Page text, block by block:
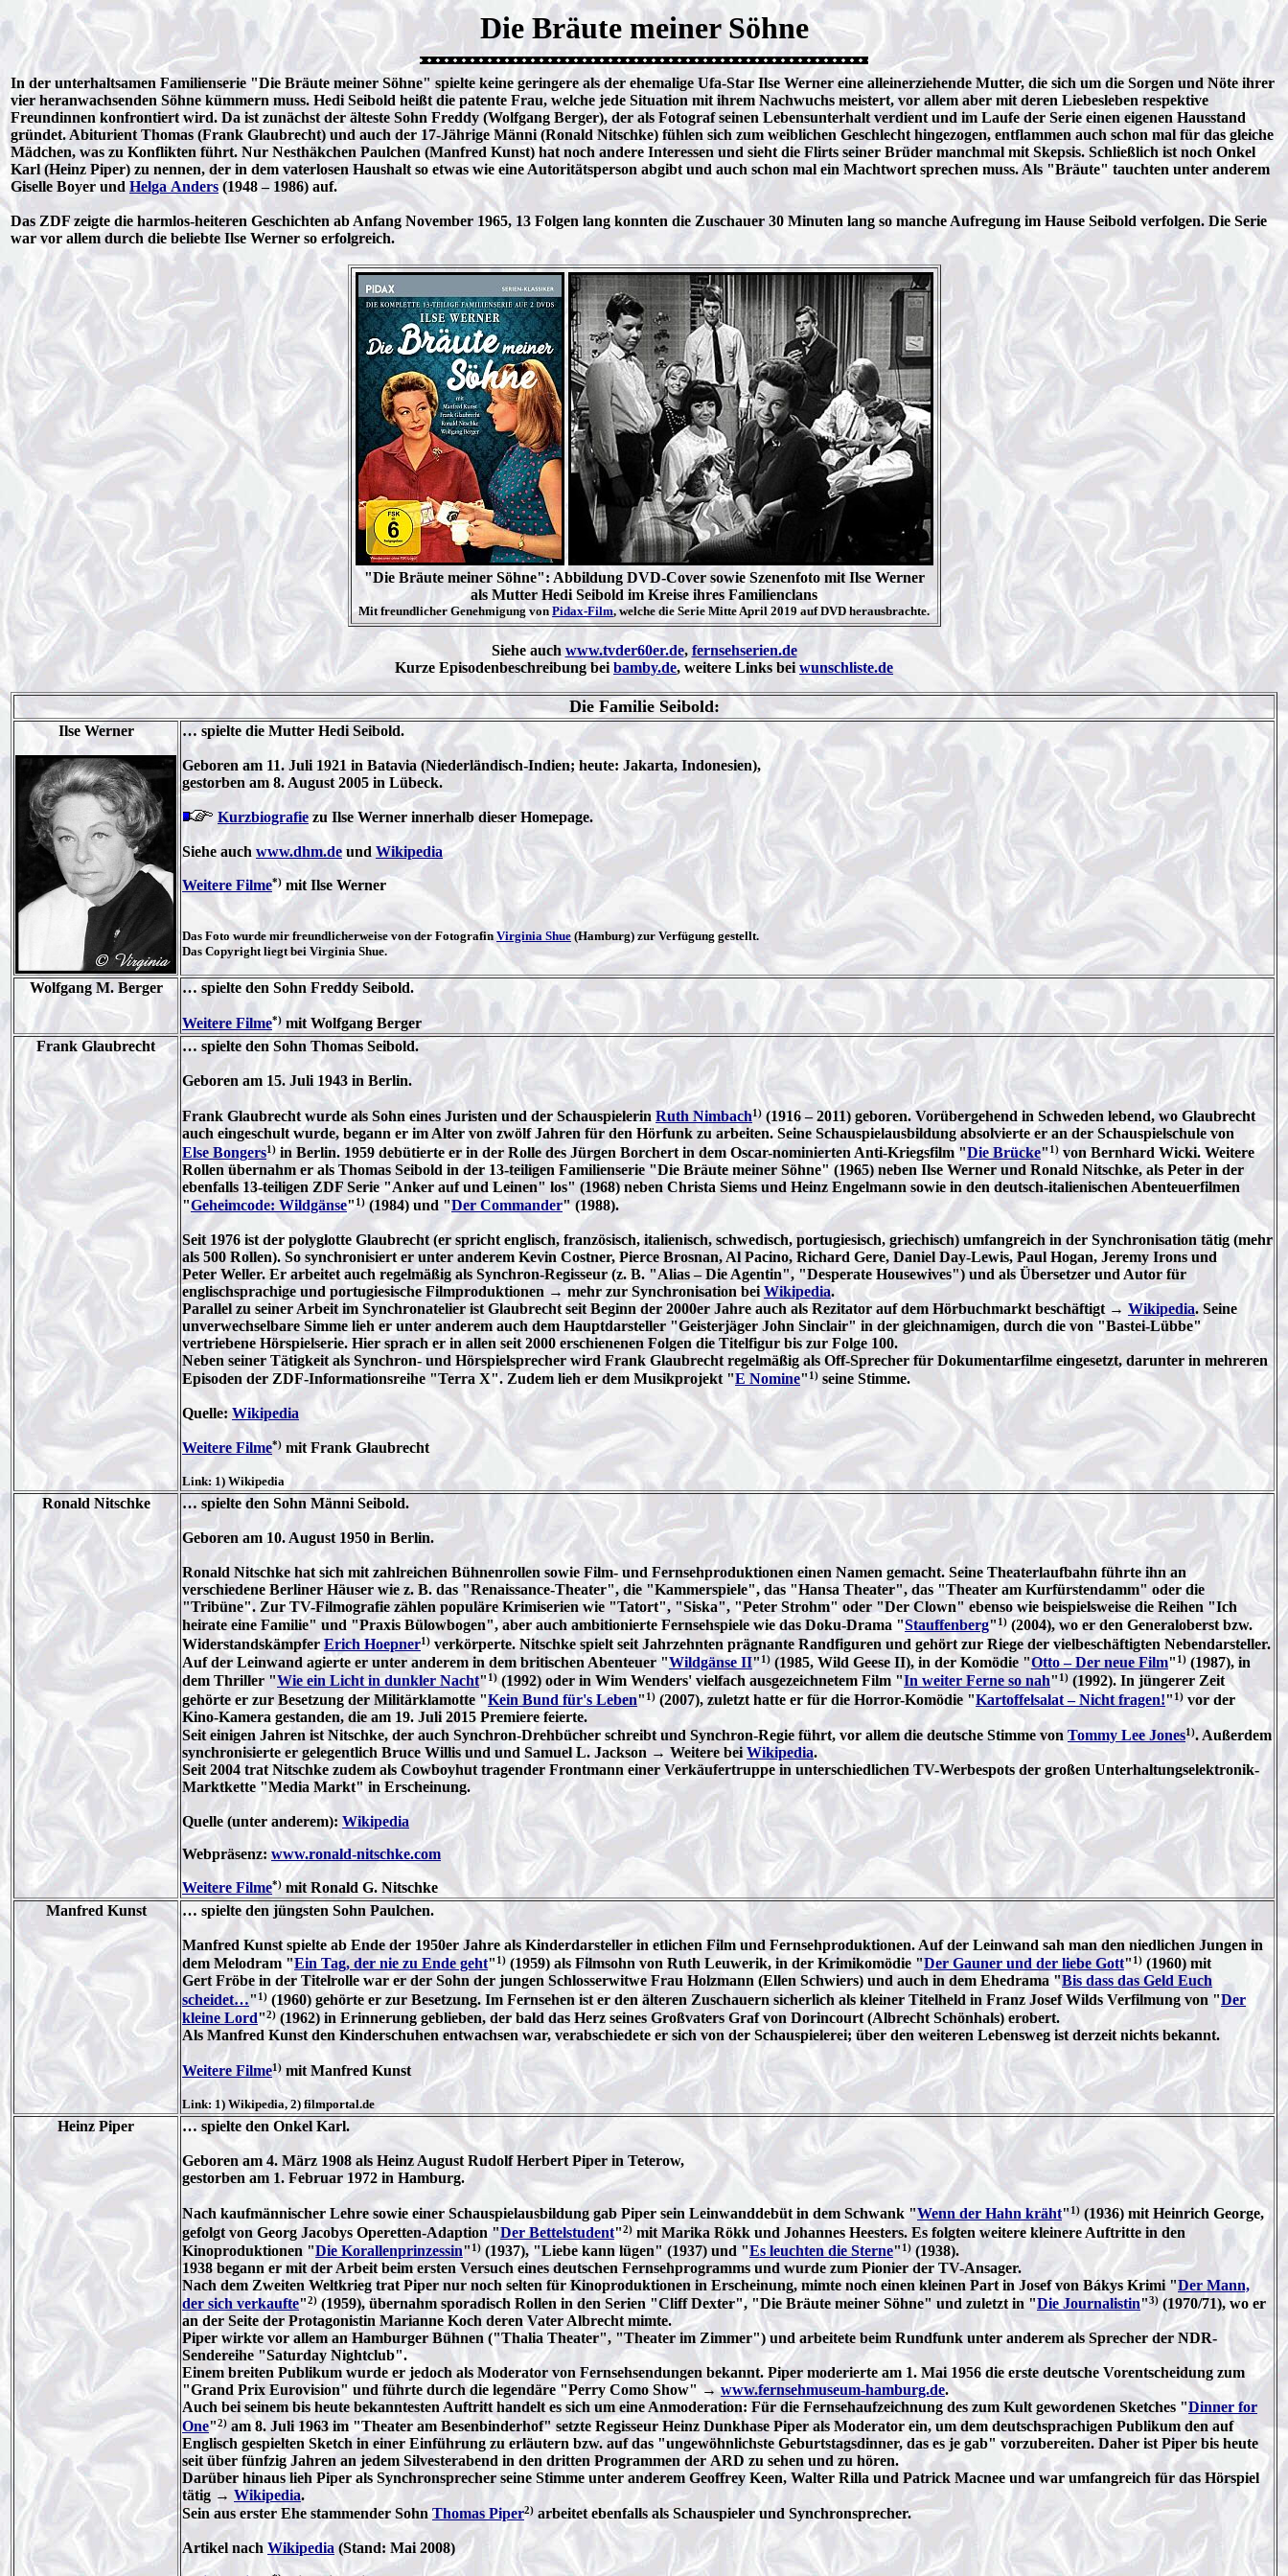
Die Bräute meiner Söhne
In der unterhaltsamen Familienserie "Die Bräute meiner Söhne" spielte keine geringere als der ehemalige Ufa-Star Ilse Werner eine alleinerziehende Mutter, die sich um die Sorgen und Nöte ihrer
vier heranwachsenden Söhne kümmern muss. Hedi Seibold heißt die patente Frau, welche jede Situation mit ihrem Nachwuchs meistert, vor allem aber mit deren Liebesleben respektive
Freundinnen konfrontiert wird. Da ist zunächst der älteste Sohn Freddy (Wolfgang Berger), der als Fotograf seinen Lebensunterhalt verdient und im Laufe der Serie einen eigenen Hausstand
gründet. Abiturient Thomas (Frank Glaubrecht) und auch der 17-Jährige Männi (Ronald Nitschke) fühlen sich zum weiblichen Geschlecht hingezogen, entflammen auch schon mal für das gleiche
Mädchen, was zu Konflikten führt. Nur Nesthäkchen Paulchen (Manfred Kunst) hat noch andere Interessen und sieht die Flirts seiner Brüder manchmal mit Skepsis. Schließlich ist noch Onkel
Karl (Heinz Piper) zu nennen, der in dem vaterlosen Haushalt so etwas wie eine Autoritätsperson abgibt und auch schon mal ein Machtwort sprechen muss. Als "Bräute" tauchten unter anderem
Giselle Boyer und Helga Anders(1948 – 1986) auf.
Das ZDF zeigte die harmlos-heiteren Geschichten ab Anfang November 1965, 13 Folgen lang konnten die Zuschauer 30 Minuten lang so manche Aufregung im Hause Seibold verfolgen. Die Serie
war vor allem durch die beliebte Ilse Werner so erfolgreich.
"Die Bräute meiner Söhne": Abbildung DVD-Cover sowie Szenenfoto mit Ilse Werner
als Mutter Hedi Seibold im Kreise ihres Familienclans
Mit freundlicher Genehmigung von Pidax-Film, welche die Serie Mitte April 2019 auf DVD herausbrachte.
Siehe auch www.tvder60er.de, fernsehserien.de
Kurze Episodenbeschreibung bei bamby.de, weitere Links bei wunschliste.de
Die Familie Seibold:
Ilse Werner … spielte die Mutter Hedi Seibold.
Geboren am 11. Juli 1921 in Batavia (Niederländisch-Indien; heute: Jakarta, Indonesien),
gestorben am 8. August 2005 in Lübeck.
Kurzbiografiezu Ilse Werner innerhalb dieser Homepage.
Siehe auch www.dhm.de und Wikipedia
Weitere Filme*)mit Ilse Werner
Das Foto wurde mir freundlicherweise von der FotografinVirginia Shue (Hamburg) zur Verfügung gestellt.
Das Copyright liegt bei Virginia Shue.
Wolfgang M. Berger … spielte den Sohn Freddy Seibold.
Weitere Filme*) mit Wolfgang Berger
Frank Glaubrecht
… spielte den Sohn Thomas Seibold.
Geboren am 15. Juli 1943 in Berlin.
Frank Glaubrecht wurde als Sohn eines Juristen und der Schauspielerin Ruth Nimbach1) (1916 – 2011) geboren. Vorübergehend in Schweden lebend, wo Glaubrecht
auch eingeschult wurde, begann er im Alter von zwölf Jahren für den Hörfunk zu arbeiten. Seine Schauspielausbildung absolvierte er an der Schauspielschule von
Else Bongers1) in Berlin. 1959 debütierte er in der Rolle des Jürgen Borchert in dem Oscar-nominierten Anti-Kriegsfilm "Die Brücke"1) von Bernhard Wicki. Weitere
Rollen übernahm er als Thomas Seibold in der 13-teiligen Familienserie "Die Bräute meiner Söhne" (1965) neben Ilse Werner und Ronald Nitschke, als Peter in der
ebenfalls 13-teiligen ZDF Serie "Anker auf und Leinen" los" (1968) neben Christa Siems und Heinz Engelmann sowie in den deutsch-italienischen Abenteuerfilmen
"Geheimcode: Wildgänse"1)(1984) und "Der Commander" (1988).
Seit 1976 ist der polyglotte Glaubrecht (er spricht englisch, französisch, italienisch, schwedisch, portugiesisch, griechisch) umfangreich in der Synchronisation tätig (mehr
als 500 Rollen). So synchronisiert er unter anderem Kevin Costner, Pierce Brosnan, Al Pacino, Richard Gere, Daniel Day-Lewis, Paul Hogan, Jeremy Irons und
Peter Weller. Er arbeitet auch regelmäßig als Synchron-Regisseur (z. B. "Alias – Die Agentin", "Desperate Housewives") und als Übersetzer und Autor für
englischsprachige und portugiesische Filmproduktionen → mehr zur Synchronisation bei Wikipedia.
Parallel zu seiner Arbeit im Synchronatelier ist Glaubrecht seit Beginn der 2000er Jahre auch als Rezitator auf dem Hörbuchmarkt beschäftigt → Wikipedia. Seine
unverwechselbare Simme lieh er unter anderem auch dem Hauptdarsteller "Geisterjäger John Sinclair" in der gleichnamigen, durch die von "Bastei-Lübbe"
vertriebene Hörspielserie. Hier sprach er in allen seit 2000 erschienenen Folgen die Titelfigur bis zur Folge 100.
Neben seiner Tätigkeit als Synchron- und Hörspielsprecher wird Frank Glaubrecht regelmäßig als Off-Sprecher für Dokumentarfilme eingesetzt, darunter in mehreren
Episoden der ZDF-Informationsreihe "Terra X". Zudem lieh er dem Musikprojekt "E Nomine" 1) seine Stimme.
Quelle:Wikipedia
Weitere Filme*) mit Frank Glaubrecht
Link: 1) Wikipedia
Ronald Nitschke … spielte den Sohn Männi Seibold.
Geboren am 10. August 1950 in Berlin.
Ronald Nitschke hat sich mit zahlreichen Bühnenrollen sowie Film- und Fernsehproduktionen einen Namen gemacht. Seine Theaterlaufbahn führte ihn an
verschiedene Berliner Häuser wie z. B. das "Renaissance-Theater", die "Kammerspiele", das "Hansa Theater", das "Theater am Kurfürstendamm" oder die
"Tribüne". Zur TV-Filmografie zählen populäre Krimiserien wie "Tatort", "Siska", "Peter Strohm" oder "Der Clown" ebenso wie beispielsweise die Reihen "Ich
heirate eine Familie" und "Praxis Bülowbogen", aber auch ambitionierte Fernsehspiele wie das Doku-Drama "Stauffenberg" 1) (2004), wo er den Generaloberst bzw.
Widerstandskämpfer Erich Hoepner1) verkörperte. Nitschke spielt seit Jahrzehnten prägnante Randfiguren und gehört zur Riege der vielbeschäftigten Nebendarsteller.
Auf der Leinwand agierte er unter anderem in dem britischen Abenteuer "Wildgänse II" 1) (1985, Wild Geese II), in der Komödie "Otto – Der neue Film" 1) (1987), in
dem Thriller "Wie ein Licht in dunkler Nacht"1)(1992) oder in Wim Wenders' vielfach ausgezeichnetem Film "In weiter Ferne so nah" 1) (1992). In jüngerer Zeit
gehörte er zur Besetzung der Militärklamotte "Kein Bund für's Leben" 1) (2007), zuletzt hatte er für die Horror-Komödie "Kartoffelsalat – Nicht fragen!" 1) vor der
Kino-Kamera gestanden, die am 19. Juli 2015 Premiere feierte.
Seit einigen Jahren ist Nitschke, der auch Synchron-Drehbücher schreibt und Synchron-Regie führt, vor allem die deutsche Stimme von Tommy Lee Jones1). Außerdem
synchronisierte er gelegentlich Bruce Willis und und Samuel L. Jackson → Weitere bei Wikipedia.
Seit 2004 trat Nitschke zudem als Cowboyhut tragender Frontmann einer Verkäufertruppe in unterschiedlichen TV-Werbespots der großen Unterhaltungselektronik-
Marktkette "Media Markt" in Erscheinung.
Quelle (unter anderem): Wikipedia
Webpräsenz:www.ronald-nitschke.com
Weitere Filme*)mit Ronald G. Nitschke
Manfred Kunst
… spielte den jüngsten Sohn Paulchen.
Manfred Kunst spielte ab Ende der 1950er Jahre als Kinderdarsteller in etlichen Film und Fernsehproduktionen. Auf der Leinwand sah man den niedlichen Jungen in
dem Melodram "Ein Tag, der nie zu Ende geht" 1) (1959) als Filmsohn von Ruth Leuwerik, in der Krimikomödie "Der Gauner und der liebe Gott" 1) (1960) mit
Gert Fröbe in der Titelrolle war er der Sohn der jungen Schlosserwitwe Frau Holzmann (Ellen Schwiers) und auch in dem Ehedrama "Bis dass das Geld Euch
scheidet…"1) (1960) gehörte er zur Besetzung. Im Fernsehen ist er den älteren Zuschauern sicherlich als kleiner Titelheld in Franz Josef Wilds Verfilmung von "Der
kleine Lord"2) (1962) in Erinnerung geblieben, der bald das Herz seines Großvaters Graf von Dorincourt (Albrecht Schönhals) erobert.
Als Manfred Kunst den Kinderschuhen entwachsen war, verabschiedete er sich von der Schauspielerei; über den weiteren Lebensweg ist derzeit nichts bekannt.
Weitere Filme1) mit Manfred Kunst
Link: 1) Wikipedia, 2) filmportal.de
Heinz Piper … spielte den Onkel Karl.
Geboren am 4. März 1908 als Heinz August Rudolf Herbert Piper in Teterow,
gestorben am 1. Februar 1972 in Hamburg.
Nach kaufmännischer Lehre sowie einer Schauspielausbildung gab Piper sein Leinwanddebüt in dem Schwank "Wenn der Hahn kräht"1) (1936) mit Heinrich George,
gefolgt von Georg Jacobys Operetten-Adaption "Der Bettelstudent"2) mit Marika Rökk und Johannes Heesters. Es folgten weitere kleinere Auftritte in den
Kinoproduktionen "Die Korallenprinzessin" 1) (1937), "Liebe kann lügen" (1937) und "Es leuchten die Sterne" 1)(1938).
1938 begann er mit der Arbeit beim ersten Versuch eines deutschen Fernsehprogramms und wurde zum Pionier der TV-Ansager.
Nach dem Zweiten Weltkrieg trat Piper nur noch selten für Kinoproduktionen in Erscheinung, mimte noch einen kleinen Part in Josef von Bákys Krimi "Der Mann,
der sich verkaufte"2) (1959), übernahm sporadisch Rollen in den Serien "Cliff Dexter", "Die Bräute meiner Söhne" und zuletzt in "Die Journalistin"3) (1970/71), wo er
an der Seite der Protagonistin Marianne Koch deren Vater Albrecht mimte.
Piper wirkte vor allem an Hamburger Bühnen ("Thalia Theater", "Theater im Zimmer") und arbeitete beim Rundfunk unter anderem als Sprecher der NDR-
Sendereihe "Saturday Nightclub".
Einem breiten Publikum wurde er jedoch als Moderator von Fernsehsendungen bekannt. Piper moderierte am 1. Mai 1956 die erste deutsche Vorentscheidung zum
"Grand Prix Eurovision" und führte durch die legendäre "Perry Como Show" →www.fernsehmuseum-hamburg.de.
Auch bei seinem bis heute bekanntesten Auftritt handelt es sich um eine Anmoderation: Für die Fernsehaufzeichnung des zum Kult gewordenen Sketches "Dinner for
One"2) am 8. Juli 1963 im "Theater am Besenbinderhof" setzte Regisseur Heinz Dunkhase Piper als Moderator ein, um dem deutschsprachigen Publikum den auf
Englisch gespielten Sketch in einer Einführung zu erläutern bzw. auf das "ungewöhnlichste Geburtstagsdinner, das es je gab" vorzubereiten. Daher ist Piper bis heute
seit über fünfzig Jahren an jedem Silvesterabend in den dritten Programmen der ARD zu sehen und zu hören.
Darüber hinaus lieh Piper als Synchronsprecher seine Stimme unter anderem Geoffrey Keen, Walter Rilla und Patrick Macnee und war umfangreich für das Hörspiel
tätig → Wikipedia.
Sein aus erster Ehe stammender SohnThomas Piper2) arbeitet ebenfalls als Schauspieler und Synchronsprecher.
Artikel nach Wikipedia (Stand: Mai 2008)